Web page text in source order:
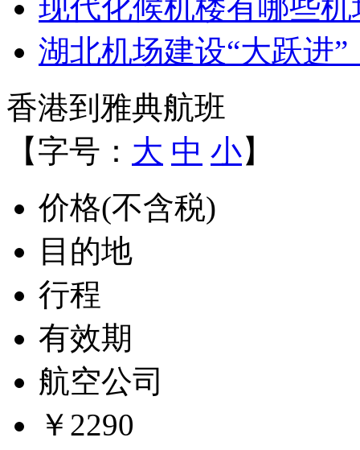
现代化候机楼有哪些
湖北机场建设“大跃进”
香港到雅典航班
【字号： 大 中 小】
价格(不含税)
目的地
行程
有效期
航空公司
￥2290